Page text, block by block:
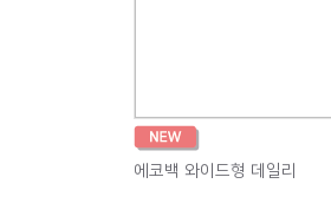
에코백 와이드형 데일리